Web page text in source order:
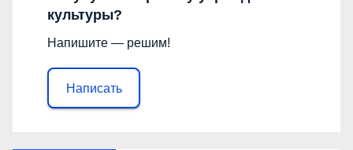
культуры?
Напишите — решим!
Написать